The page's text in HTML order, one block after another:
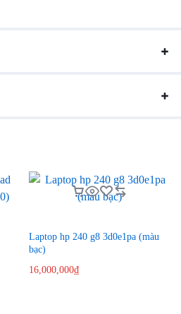
Laptop hp 240 g8 3d0e1pa (màu
bạc)
16,000,000₫